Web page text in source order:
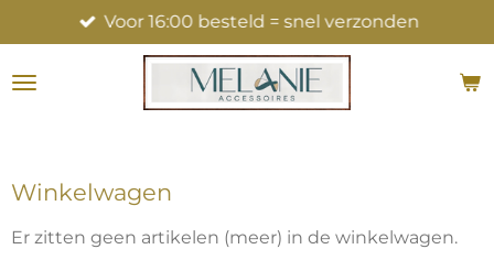
direct
naar
Voor 16:00 besteld = snel verzonden
Winkelwagen
Er zitten geen artikelen (meer) in de winkelwagen.